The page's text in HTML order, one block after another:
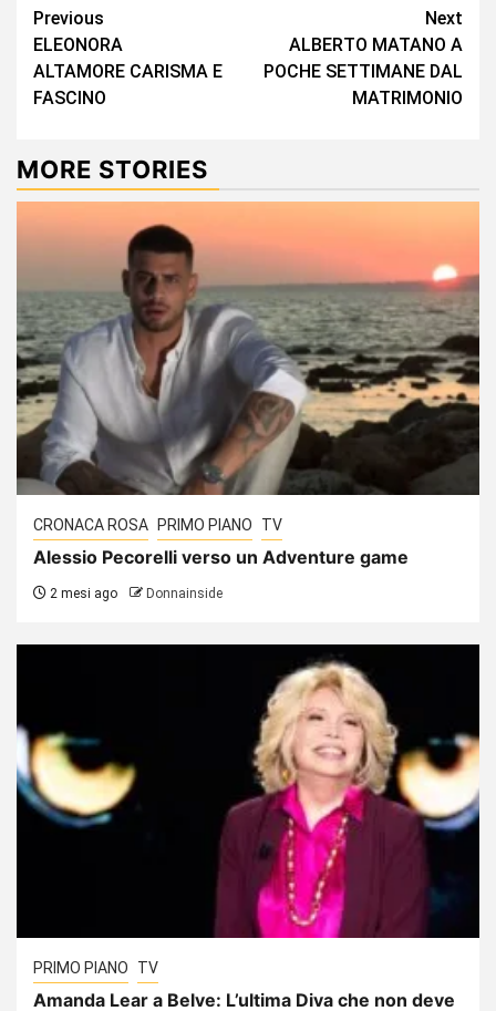
Continue
Reading
Previous
ELEONORA
ALTAMORE CARISMA E
FASCINO
Next
ALBERTO MATANO A
POCHE SETTIMANE DAL
MATRIMONIO
MORE STORIES
CRONACA ROSA PRIMO PIANO TV
Alessio Pecorelli verso un Adventure game
2 mesi ago Donnainside
PRIMO PIANO TV
Amanda Lear a Belve: L’ultima Diva che non deve